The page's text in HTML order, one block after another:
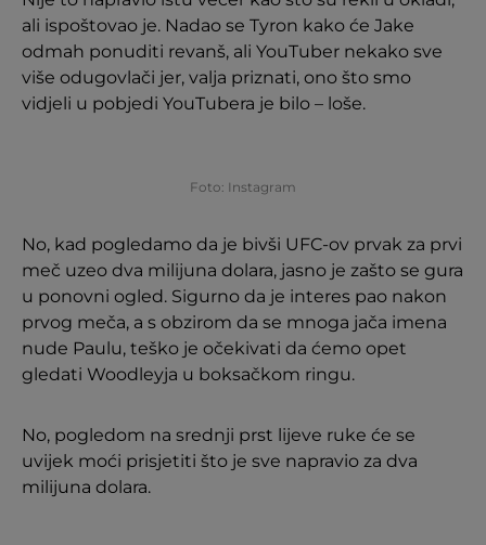
ali ispoštovao je. Nadao se Tyron kako će Jake
odmah ponuditi revanš, ali YouTuber nekako sve
više odugovlači jer, valja priznati, ono što smo
vidjeli u pobjedi YouTubera je bilo – loše.
Foto: Instagram
No, kad pogledamo da je bivši UFC-ov prvak za prvi
meč uzeo dva milijuna dolara, jasno je zašto se gura
u ponovni ogled. Sigurno da je interes pao nakon
prvog meča, a s obzirom da se mnoga jača imena
nude Paulu, teško je očekivati da ćemo opet
gledati Woodleyja u boksačkom ringu.
No, pogledom na srednji prst lijeve ruke će se
uvijek moći prisjetiti što je sve napravio za dva
milijuna dolara.